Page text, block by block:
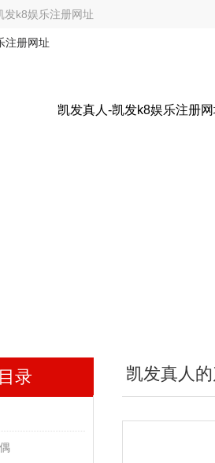
发k8娱乐注册网址
注册网址
凯发真人-凯发k8娱乐注册
录 凯发真人